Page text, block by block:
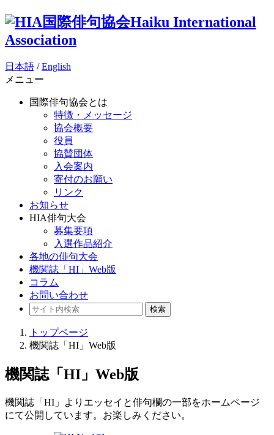
国際俳句協会Haiku International
Association
日本語 /English
メニュー
国際俳句協会とは
特徴・メッセージ
協会概要
役員
協賛団体
入会案内
寄付のお願い
リンク
お知らせ
HIA俳句大会
募集要項
入選作品紹介
各地の俳句大会
機関誌「HI」Web版
コラム
お問い合わせ
検索
トップページ
機関誌「HI」Web版
機関誌「HI」Web版
機関誌「HI」よりエッセイと俳句欄の一部をホームページ
にて公開しています。お楽しみください。